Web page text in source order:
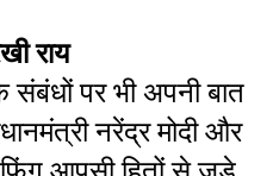
राय
पर भी अपनी बात
नरेंद्र मोदी और